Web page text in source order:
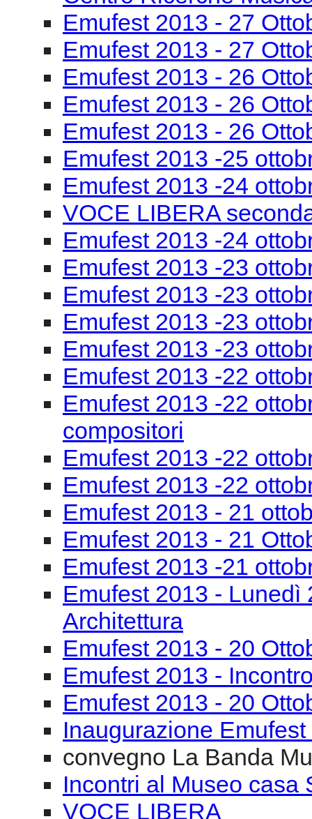
Emufest 2013 - 27
Emufest 2013 - 27
Emufest 2013 - 26
Emufest 2013 - 26
Emufest 2013 - 26
Emufest 2013 -25
Emufest 2013 -24
VOCE LIBERA
Emufest 2013 -24
Emufest 2013 -23
Emufest 2013 -23
Emufest 2013 -23
Emufest 2013 -23
Emufest 2013 -22
Emufest 2013 -22
compositori
Emufest 2013 -22
Emufest 2013 -22
Emufest 2013 - 21
Emufest 2013 - 21
Emufest 2013 -21
Emufest 2013 - Lunedì
Architettura
Emufest 2013 - 20
Emufest 2013 -
Emufest 2013 - 20
Inaugurazione
convegno La Banda
Incontri al Museo casa
VOCE LIBERA